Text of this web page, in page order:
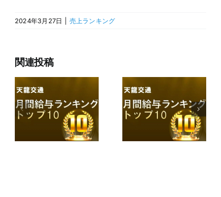
2024年3月27日 売上ランキング
関連投稿